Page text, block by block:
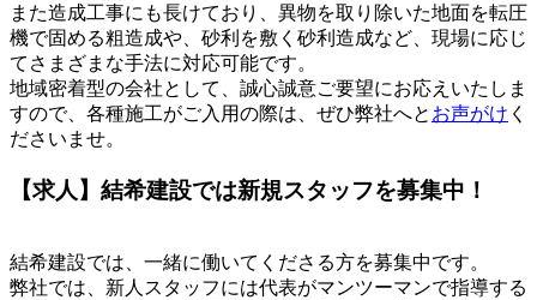
また造成工事にも長けており、異物を取り除いた地面を転圧
機で固める粗造成や、砂利を敷く砂利造成など、現場に応じ
てさまざまな手法に対応可能です。
地域密着型の会社として、誠心誠意ご要望にお応えいたしま
すので、各種施工がご入用の際は、ぜひ弊社へと お声がけ く
ださいませ。
【求人】結希建設では新規スタッフを募集中！
結希建設では、一緒に働いてくださる方を募集中です。
弊社では、新人スタッフには代表がマンツーマンで指導する